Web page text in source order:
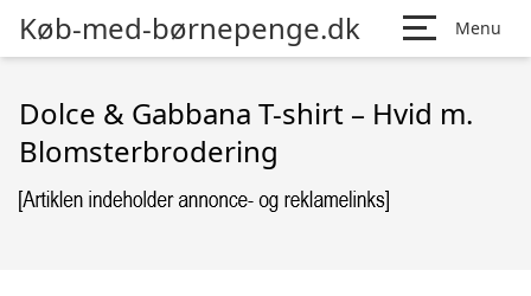
Køb-med-børnepenge.dk Menu
Dolce & Gabbana T-shirt – Hvid m.
Blomsterbrodering